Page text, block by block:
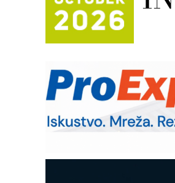
Bezbednost na prvom
IB BLUMENAUER - više
poverenja u industriji
– Pametna signalizacija za
upravljanje mašinama
Sigurnije ispitivanje
solarnim elektranama i
Pranje točkova na
Proizvodnja iC7 Hybrid